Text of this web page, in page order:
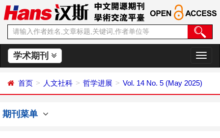
学术期刊
切
换
航
首页 人文社科 哲学进展 Vol. 14 No. 5 (May 2025)
期刊菜单